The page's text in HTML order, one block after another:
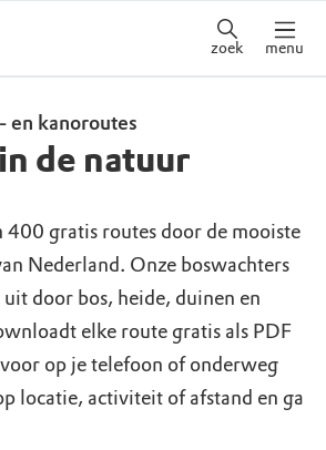
zoek menu
en kanoroutes
de natuur
400 gratis routes door de mooiste
Nederland. Onze boswachters
door bos, heide, duinen en
elke route gratis als PDF
op je telefoon of onderweg
locatie, activiteit of afstand en ga